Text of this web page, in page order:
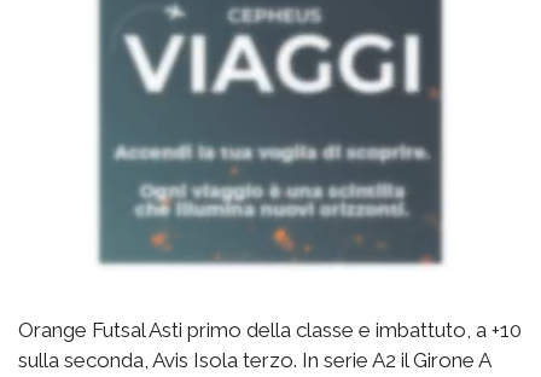
Orange Futsal Asti primo della classe e imbattuto, a +10
sulla seconda, Avis Isola terzo. In serie A2 il Girone A